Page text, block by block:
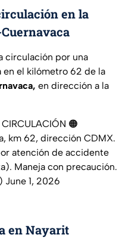
en la
circulación por una
en el kilómetro 62 de la
en dirección a la
🟠
, km 62, dirección CDMX.
atención de accidente
Maneja con precaución.
June 1, 2026
en Nayarit